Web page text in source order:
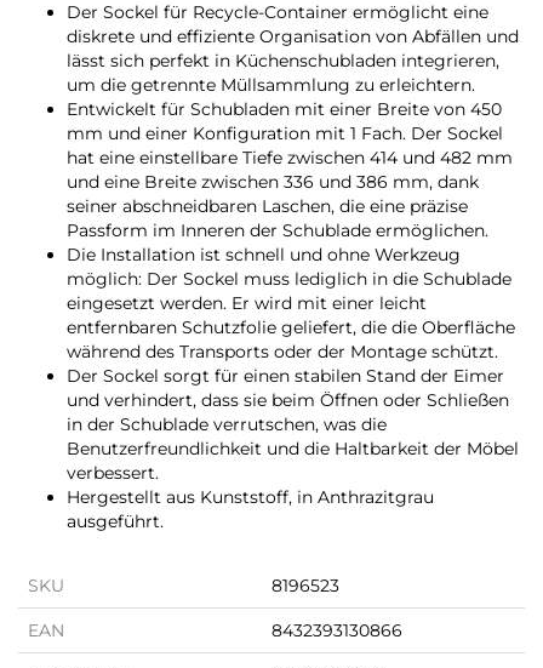
Der Sockel für Recycle-Container ermöglicht eine
diskrete und effiziente Organisation von Abfällen und
lässt sich perfekt in Küchenschubladen integrieren,
um die getrennte Müllsammlung zu erleichtern.
Entwickelt für Schubladen mit einer Breite von 450
mm und einer Konfiguration mit 1 Fach. Der Sockel
hat eine einstellbare Tiefe zwischen 414 und 482 mm
und eine Breite zwischen 336 und 386 mm, dank
seiner abschneidbaren Laschen, die eine präzise
Passform im Inneren der Schublade ermöglichen.
Die Installation ist schnell und ohne Werkzeug
möglich: Der Sockel muss lediglich in die Schublade
eingesetzt werden. Er wird mit einer leicht
entfernbaren Schutzfolie geliefert, die die Oberfläche
während des Transports oder der Montage schützt.
Der Sockel sorgt für einen stabilen Stand der Eimer
und verhindert, dass sie beim Öffnen oder Schließen
in der Schublade verrutschen, was die
Benutzerfreundlichkeit und die Haltbarkeit der Möbel
verbessert.
Hergestellt aus Kunststoff, in Anthrazitgrau
ausgeführt.
SKU 8196523
EAN 8432393130866